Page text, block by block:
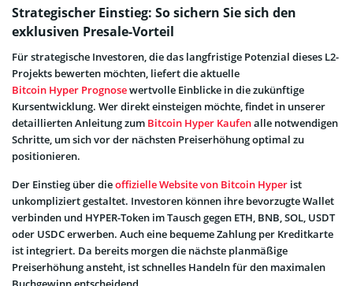
Strategischer Einstieg: So sichern Sie sich den
exklusiven Presale-Vorteil
Für strategische Investoren, die das langfristige Potenzial dieses L2-
Projekts bewerten möchten, liefert die aktuelle
Bitcoin Hyper Prognosewertvolle Einblicke in die zukünftige
Kursentwicklung. Wer direkt einsteigen möchte, findet in unserer
detaillierten Anleitung zum Bitcoin Hyper Kaufenalle notwendigen
Schritte, um sich vor der nächsten Preiserhöhung optimal zu
positionieren.
Der Einstieg über dieoffizielle Website von Bitcoin Hyper ist
unkompliziert gestaltet. Investoren können ihre bevorzugte Wallet
verbinden und HYPER-Token im Tausch gegen ETH, BNB, SOL, USDT
oder USDC erwerben. Auch eine bequeme Zahlung per Kreditkarte
ist integriert. Da bereits morgen die nächste planmäßige
Preiserhöhung ansteht, ist schnelles Handeln für den maximalen